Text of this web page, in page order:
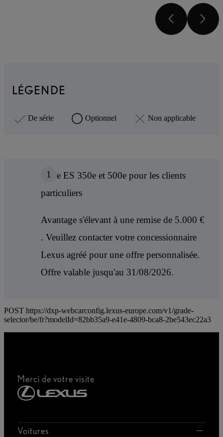
LÉGENDE
De série Optionnel Non applicable
1
Offre ES 350e et 500e pour les clients
particuliers
Avantage s'élevant à une remise de 5.000 €
. Veuillez contacter votre concessionnaire
Lexus agréé pour une offre personnalisée.
Offre valable jusqu'au 31/08/2026.
POST https://dxp-webcarconfig.lexus-europe.com/v1/grade-
selector/be/fr?modelId=82bb35a9-e41e-4809-bca8-2be543ec22a3
Merci de votre visite
Voitures